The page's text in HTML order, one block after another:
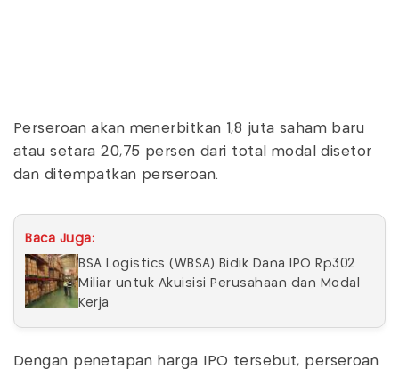
Perseroan akan menerbitkan 1,8 juta saham baru
atau setara 20,75 persen dari total modal disetor
dan ditempatkan perseroan.
Baca Juga:
BSA Logistics (WBSA) Bidik Dana IPO Rp302
Miliar untuk Akuisisi Perusahaan dan Modal
Kerja
Dengan penetapan harga IPO tersebut, perseroan